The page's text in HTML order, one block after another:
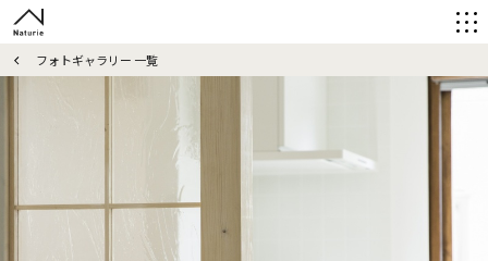
フォトギャラリー 一覧